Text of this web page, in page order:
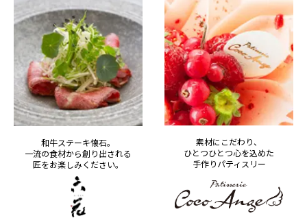
和牛ステーキ懐石。
一流の食材から創り出される
匠をお楽しみください。
素材にこだわり、
ひとつひとつ心を込めた
手作りパティスリー